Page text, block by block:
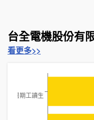
台全電機股份有
看更多>>
暑期工讀生